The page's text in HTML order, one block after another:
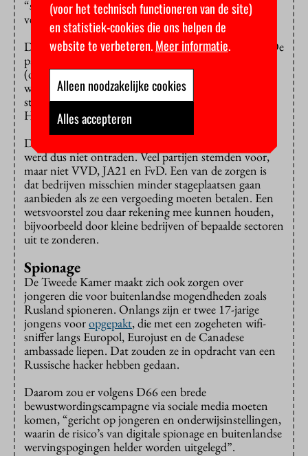
“serieuze optie” als werkgevers geen
verantwoordelijkheid nemen.
Dus wilde GroenLinks-PvdA iets meer druk zetten. De
partij vroeg de regering om voor de zomer van 2026
(dus ruim na de verkiezingen) de “contouren van het
wetsvoorstel voor de invoering van een verplichte
stagevergoeding” naar de Tweede Kamer te sturen.
Het gaat dan om stages langer dan zes weken.
Daar was het kabinet niet per se op tegen. De motie
werd dus niet ontraden. Veel partijen stemden voor,
maar niet VVD, JA21 en FvD. Een van de zorgen is
dat bedrijven misschien minder stageplaatsen gaan
aanbieden als ze een vergoeding moeten betalen. Een
wetsvoorstel zou daar rekening mee kunnen houden,
bijvoorbeeld door kleine bedrijven of bepaalde sectoren
uit te zonderen.
Spionage
De Tweede Kamer maakt zich ook zorgen over
jongeren die voor buitenlandse mogendheden zoals
Rusland spioneren. Onlangs zijn er twee 17-jarige
jongens vooropgepakt, die met een zogeheten wifi-
sniffer langs Europol, Eurojust en de Canadese
ambassade liepen. Dat zouden ze in opdracht van een
Russische hacker hebben gedaan.
Daarom zou er volgens D66 een brede
bewustwordingscampagne via sociale media moeten
komen, “gericht op jongeren en onderwijsinstellingen,
waarin de risico’s van digitale spionage en buitenlandse
wervingspogingen helder worden uitgelegd”.
(voor het technisch functioneren van de site)
en statistiek-cookies die ons helpen de
website te verbeteren.Meer informatie.
Alleen noodzakelijke cookies
Alles accepteren